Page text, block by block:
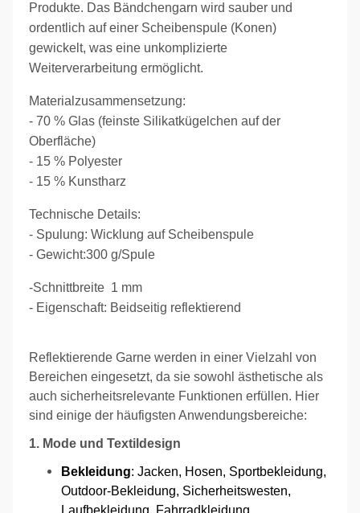
Produkte. Das Bändchengarn wird sauber und
ordentlich auf einer Scheibenspule (Konen)
gewickelt, was eine unkomplizierte
Weiterverarbeitung ermöglicht.
Materialzusammensetzung:
- 70 % Glas (feinste Silikatkügelchen auf der
Oberfläche)
- 15 % Polyester
- 15 % Kunstharz
Technische Details:
- Spulung: Wicklung auf Scheibenspule
- Gewicht:300 g/Spule
-Schnittbreite 1 mm
- Eigenschaft: Beidseitig reflektierend
Reflektierende Garne werden in einer Vielzahl von
Bereichen eingesetzt, da sie sowohl ästhetische als
auch sicherheitsrelevante Funktionen erfüllen. Hier
sind einige der häufigsten Anwendungsbereiche:
1. Mode und Textildesign
Bekleidung: Jacken, Hosen, Sportbekleidung,
Outdoor-Bekleidung, Sicherheitswesten,
Laufbekleidung, Fahrradkleidung